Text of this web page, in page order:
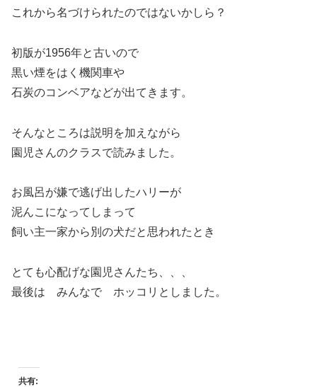
これから名づけられたのではないかしら？
初版が1956年と古いので
黒い煙をはく機関車や
石炭のコンベアなどが出てきます。
そんなところは説明を加えながら
園児さんのクラスで読みました。
お風呂が嫌で逃げ出したハリーが
泥んこになってしまって
飼い主一家から別の犬だと思われたとき
とても心配げな園児さんたち、、、
最後は みんなで ホッコリとしました。
共有: